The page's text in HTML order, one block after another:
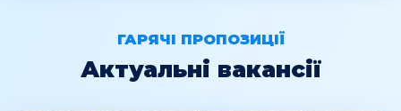
ГАРЯЧІ ПРОПОЗИЦІЇ
Актуальні вакансії